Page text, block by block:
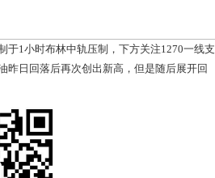
1小时布林中轨压制，下方关注1270一线支
昨日回落后再次创出新高，但是随后展开回